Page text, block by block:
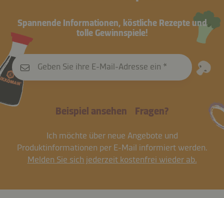
Spannende Informationen, köstliche Rezepte und
tolle Gewinnspiele!
Geben Sie ihre E-Mail-Adresse ein
Beispiel ansehen Fragen?
Ich möchte über neue Angebote und
Produktinformationen per E-Mail informiert werden.
Melden Sie sich jederzeit kostenfrei wieder ab.